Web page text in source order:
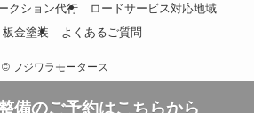
クション代行
ロードサービス対応地域
金塗装
よくあるご質問
© フジワラモータース
備のご予約はこちらから